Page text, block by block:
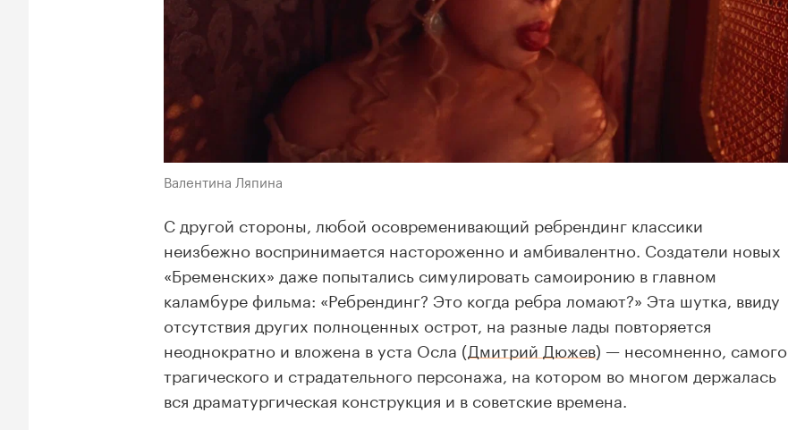
Валентина Ляпина
С другой стороны, любой осовременивающий ребрендинг классики
неизбежно воспринимается настороженно и амбивалентно. Создатели новых
«Бременских» даже попытались симулировать самоиронию в главном
каламбуре фильма: «Ребрендинг? Это когда ребра ломают?» Эта шутка, ввиду
отсутствия других полноценных острот, на разные лады повторяется
неоднократно и вложена в уста Осла (Дмитрий Дюжев) — несомненно, самого
трагического и страдательного персонажа, на котором во многом держалась
вся драматургическая конструкция и в советские времена.